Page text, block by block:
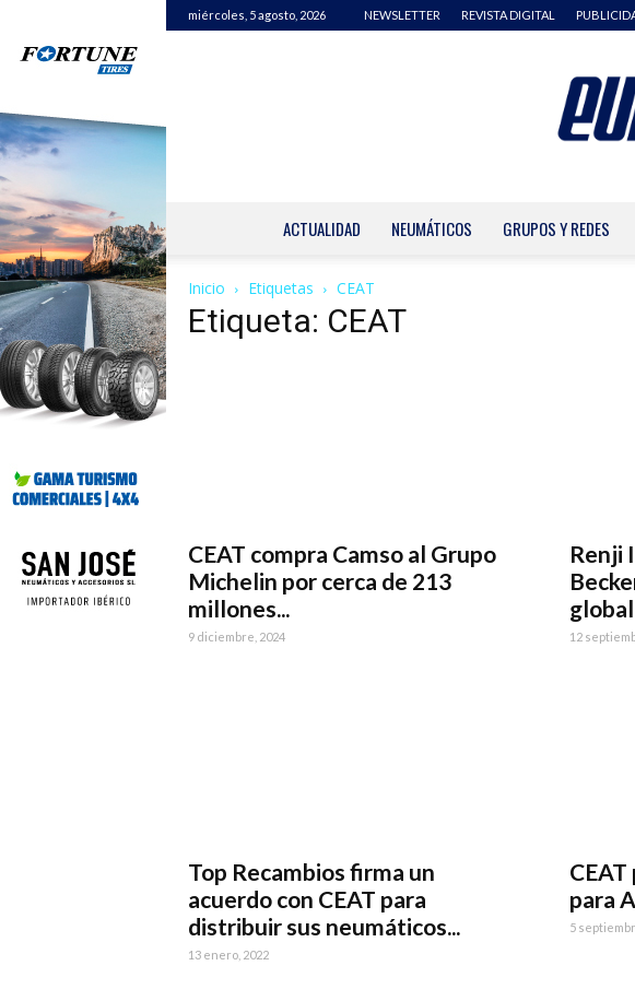
miércoles, 5 agosto, 2026 NEWSLETTER REVISTA DIGITAL
ACTUALIDAD NEUMÁTICOS GRUPOS Y REDES
Inicio Etiquetas CEAT
Etiqueta: CEAT
CEAT compra Camso al Grupo
Michelin por cerca de 213
millones...
9 diciembre, 2024
Renji
12
Top Recambios firma un
acuerdo con CEAT para
distribuir sus neumáticos...
13 enero, 2022
para
5